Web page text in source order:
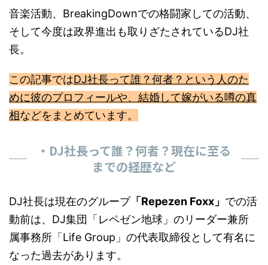
音楽活動、BreakingDownでの格闘家しての活動、
そして今度は政界進出も取りざたされているDJ社
長。
この記事ではDJ社長って誰？何者？という人のた
めに彼のプロフィールや、結婚して嫁がいる噂の真
相などをまとめています。
・DJ社長って誰？何者？現在に至る
までの経歴など
DJ社長は現在のグループ「Repezen Foxx」 での活
動前は、DJ集団「レペゼン地球」のリーダー兼所
属事務所「Life Group」の代表取締役として有名に
なった過去があります。